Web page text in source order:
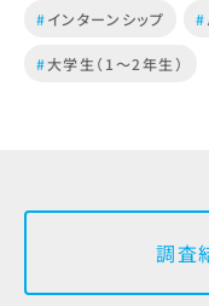
#インターンシップ #
#大学生（1～2年生）
調査